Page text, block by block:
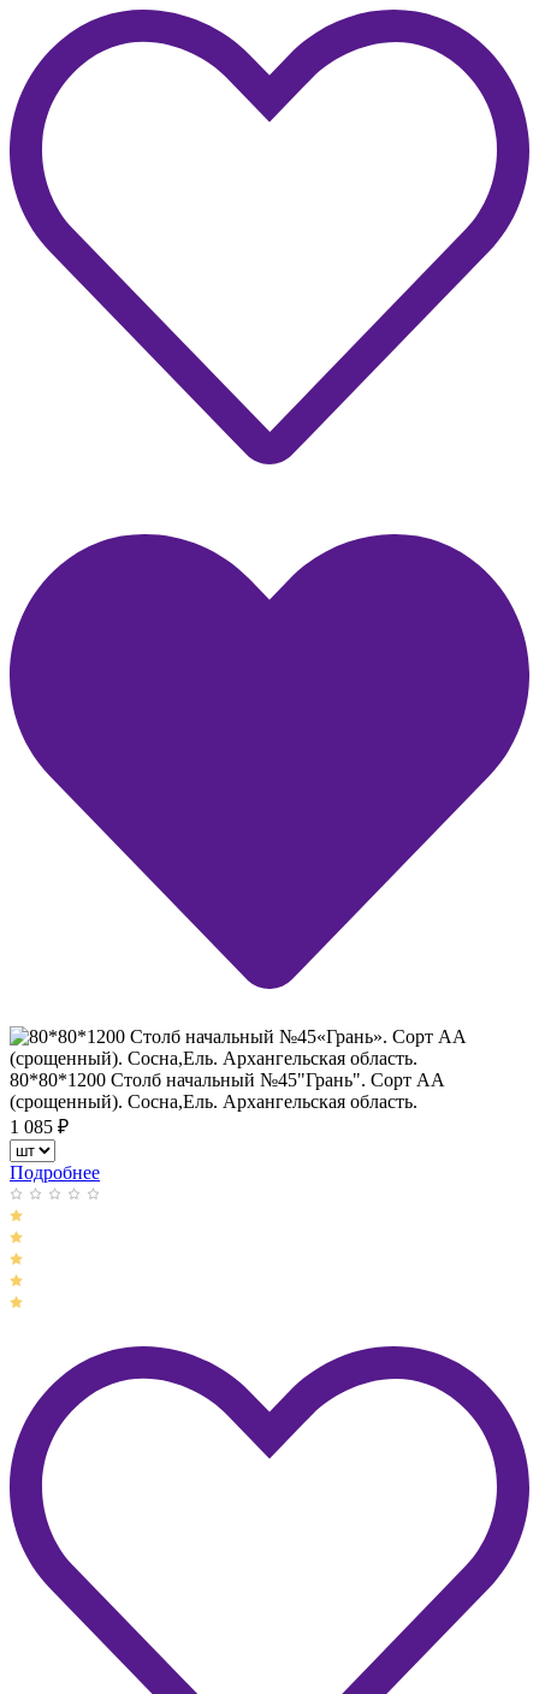
80*80*1200 Столб начальный №45"Грань". Сорт АА
(срощенный). Сосна,Ель. Архангельская область.
1 085 ₽
Подробнее